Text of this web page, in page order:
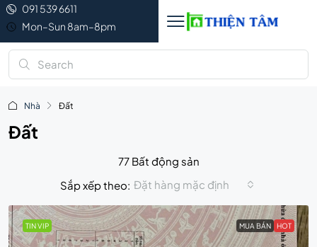
091 539 6611
Mon–Sun 8am–8pm
Nhà Đất
Đất
77 Bất động sản
Sắp xếp theo: Đặt hàng mặc định
TIN VIP MUA BÁN HOT